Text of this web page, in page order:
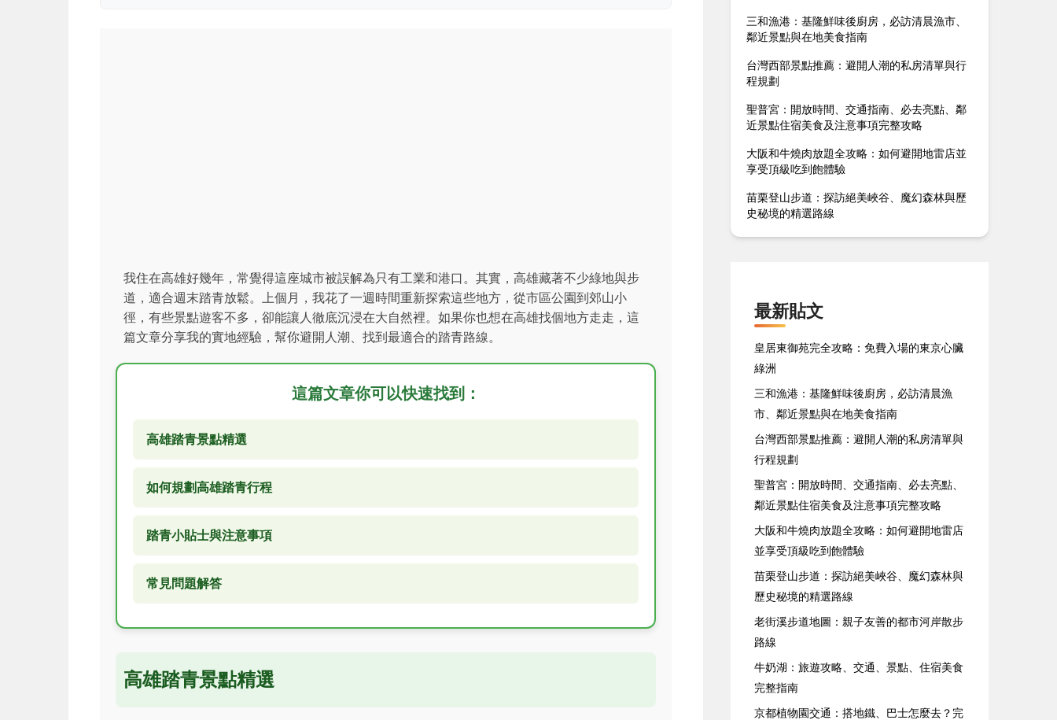
我住在高雄好幾年，常覺得這座城市被誤解為只有工業和港口。其實，高雄藏著不少綠地與步
道，適合週末踏青放鬆。上個月，我花了一週時間重新探索這些地方，從市區公園到郊山小
徑，有些景點遊客不多，卻能讓人徹底沉浸在大自然裡。如果你也想在高雄找個地方走走，這
篇文章分享我的實地經驗，幫你避開人潮、找到最適合的踏青路線。
這篇文章你可以快速找到：
高雄踏青景點精選
如何規劃高雄踏青行程
踏青小貼士與注意事項
常見問題解答
高雄踏青景點精選
三和漁港：基隆鮮味後廚房，必訪清晨漁市、
鄰近景點與在地美食指南
台灣西部景點推薦：避開人潮的私房清單與行
程規劃
聖普宮：開放時間、交通指南、必去亮點、鄰
近景點住宿美食及注意事項完整攻略
大阪和牛燒肉放題全攻略：如何避開地雷店並
享受頂級吃到飽體驗
苗栗登山步道：探訪絕美峽谷、魔幻森林與歷
史秘境的精選路線
最新貼文
皇居東御苑完全攻略：免費入場的東京心臟
綠洲
三和漁港：基隆鮮味後廚房，必訪清晨漁
市、鄰近景點與在地美食指南
台灣西部景點推薦：避開人潮的私房清單與
行程規劃
聖普宮：開放時間、交通指南、必去亮點、
鄰近景點住宿美食及注意事項完整攻略
大阪和牛燒肉放題全攻略：如何避開地雷店
並享受頂級吃到飽體驗
苗栗登山步道：探訪絕美峽谷、魔幻森林與
歷史秘境的精選路線
老街溪步道地圖：親子友善的都市河岸散步
路線
牛奶湖：旅遊攻略、交通、景點、住宿美食
完整指南
京都植物園交通：搭地鐵、巴士怎麼去？完